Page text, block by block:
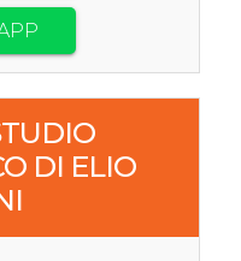
DI ELIO